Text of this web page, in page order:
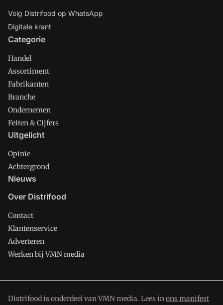
Volg Distrifood op WhatsApp
Digitale krant
Categorie
Handel
Assortiment
Fabrikanten
Branche
Ondernemen
Feiten & Cijfers
Uitgelicht
Opinie
Achtergrond
Nieuws
Over Distrifood
Contact
Klantenservice
Adverteren
Werken bij VMN media
Distrifood is onderdeel van VMN media. Lees inons manifest